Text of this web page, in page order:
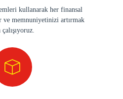
kullanarak her finansal
ve memnuniyetinizi artırmak